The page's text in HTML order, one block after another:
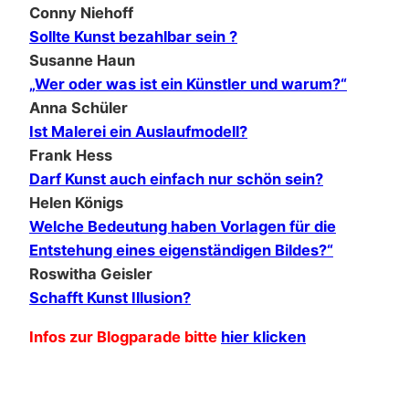
Conny Niehoff
Sollte Kunst bezahlbar sein ?
Susanne Haun
„Wer oder was ist ein Künstler und warum?“
Anna Schüler
Ist Malerei ein Auslaufmodell?
Frank Hess
Darf Kunst auch einfach nur schön sein?
Helen Königs
Welche Bedeutung haben Vorlagen für die
Entstehung eines eigenständigen Bildes?“
Roswitha Geisler
Schafft Kunst Illusion?
Infos zur Blogparade bitte hier klicken